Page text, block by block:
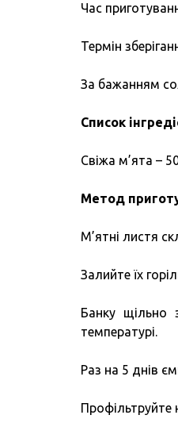
Час
Термін
За бажанням
Список
Свіжа м’ята –
Метод
М’ятні листя
Залийте їх
Банку щільно
температурі.
Раз на 5 днів